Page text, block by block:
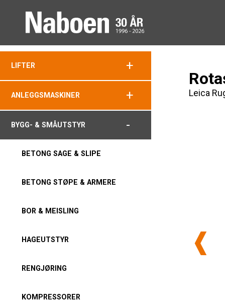
LIFTER +
ANLEGGSMASKINER +
BYGG- & SMÅUTSTYR -
BETONG SAGE & SLIPE
BETONG STØPE & ARMERE
BOR & MEISLING
HAGEUTSTYR
RENGJØRING
KOMPRESSORER
Leica